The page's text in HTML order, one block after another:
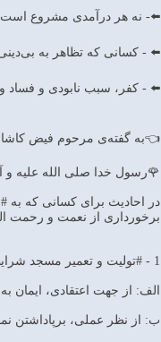
⬅️- نه هر درآمدى مشروع است و
⬅️ - كسانى كه تظاهر به
⬅️ - كفر، سبب نابودى و فساد
👈به گفته‌ى مرحوم فيض
🌹رسول خدا صلى الله عليه و
در احاديث براى كسانى كه به
برخوردارى از نعمت و رحمت
1 - #توليت و تعمير مسجد شرايطى دارد:
الف: از جهت اعتقادى، ايمان به
ب: از نظر عملى، برپاداشتن